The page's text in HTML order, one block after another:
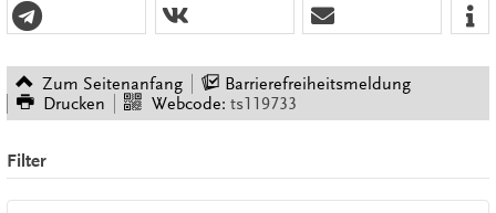
Zum Seitenanfang
Barrierefreiheitsmeldung
Drucken
Webcode: ts119733
Filter